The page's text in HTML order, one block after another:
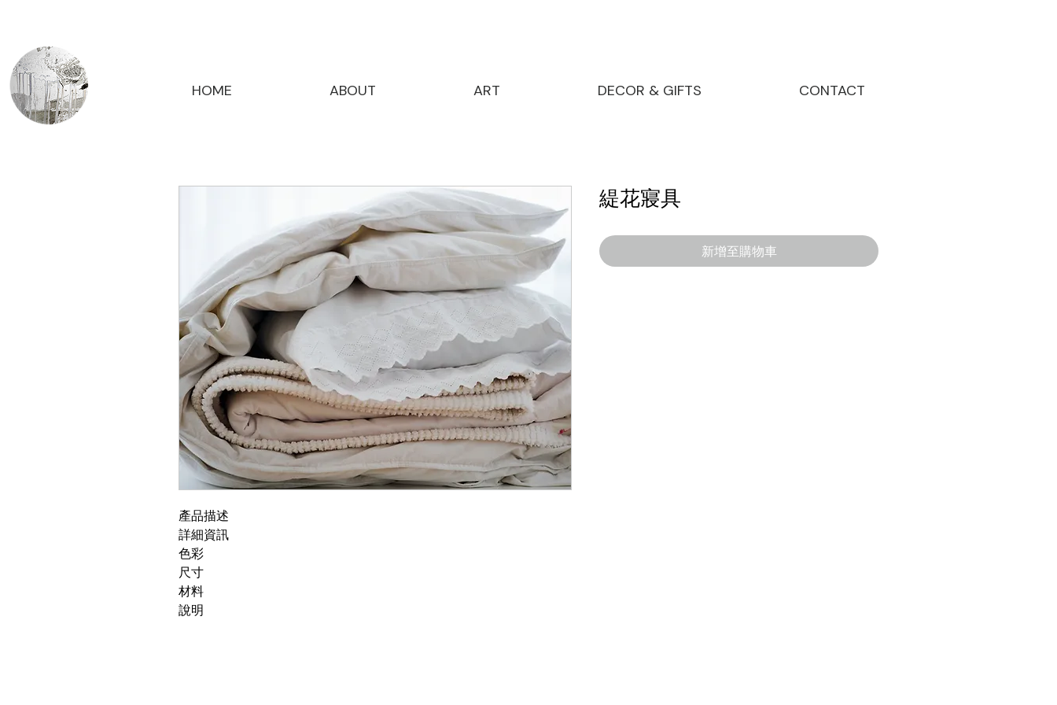
HOME ABOUT ART DECOR & GIFTS CONTACT
產品描述
詳細資訊
色彩
尺寸
材料
說明
緹花寢具
新增至購物車